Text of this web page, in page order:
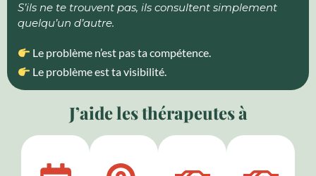
S’ils ne te trouvent pas, ils consultent simplement
quelqu’un d’autre.
Le problème n’est pas ta compétence.
Le problème est ta visibilité.
J’aide les thérapeutes à